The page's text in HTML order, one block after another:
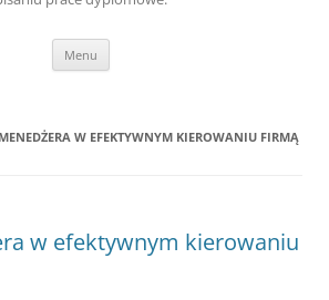
Menu
W EFEKTYWNYM KIEROWANIU FIRMĄ
w efektywnym kierowaniu